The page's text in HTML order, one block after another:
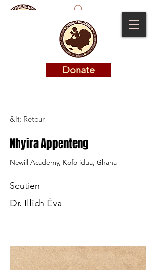
Donate
Donate
&lt; Retour
Nhyira Appenteng
Newill Academy, Koforidua, Ghana
Soutien
Dr. Illich Éva